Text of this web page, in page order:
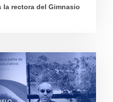
la rectora del Gimnasio